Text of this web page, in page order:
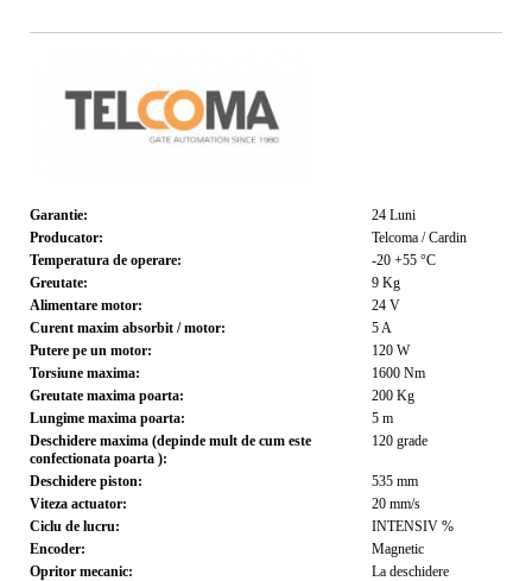
Garantie: 24 Luni
Producator:
Telcoma / Cardin
Temperatura de operare:
-20 +55 °C
Greutate:
9 Kg
Alimentare motor:
24 V
Curent maxim absorbit / motor:
5A
Putere pe un motor:
120 W
Torsiune maxima:
1600 Nm
Greutate maxima poarta:
200 Kg
Lungime maxima poarta:
5 m
Deschidere maxima (depinde mult de cum este
confectionata poarta ):
120 grade
Deschidere piston: 535 mm
Viteza actuator:
20 mm/s
Ciclu de lucru:
INTENSIV %
Encoder:
Magnetic
Opritor mecanic:
La deschidere